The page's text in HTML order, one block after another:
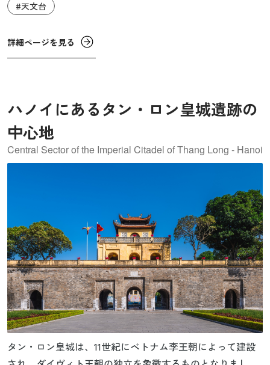
#天文台
詳細ページを見る
ハノイにあるタン・ロン皇城遺跡の
中心地
Central Sector of the Imperial Citadel of Thang Long - Hanoi
タン・ロン皇城は、11世紀にベトナム李王朝によって建設